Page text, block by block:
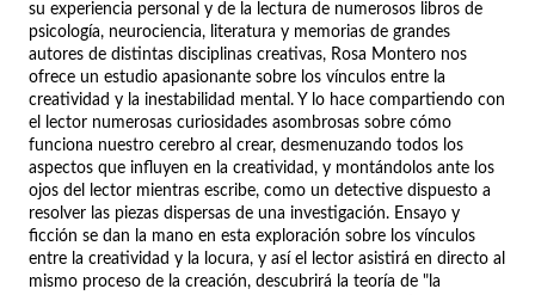
su experiencia personal y de la lectura de numerosos libros de
psicología, neurociencia, literatura y memorias de grandes
autores de distintas disciplinas creativas, Rosa Montero nos
ofrece un estudio apasionante sobre los vínculos entre la
creatividad y la inestabilidad mental. Y lo hace compartiendo con
el lector numerosas curiosidades asombrosas sobre cómo
funciona nuestro cerebro al crear, desmenuzando todos los
aspectos que influyen en la creatividad, y montándolos ante los
ojos del lector mientras escribe, como un detective dispuesto a
resolver las piezas dispersas de una investigación. Ensayo y
ficción se dan la mano en esta exploración sobre los vínculos
entre la creatividad y la locura, y así el lector asistirá en directo al
mismo proceso de la creación, descubrirá la teoría de "la